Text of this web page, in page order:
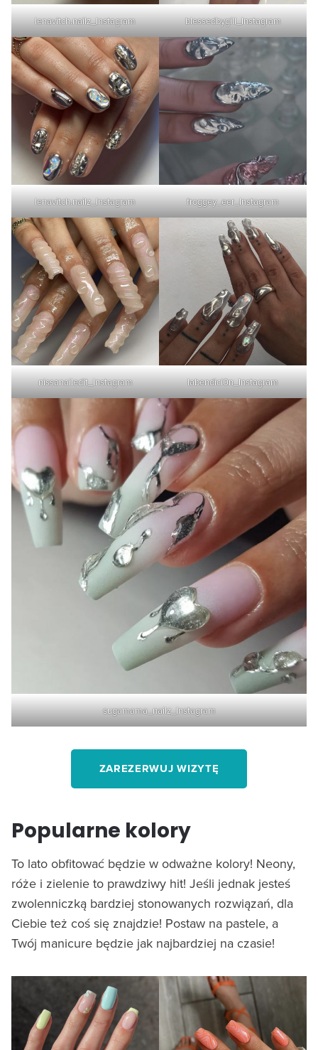
lenavitch.nailz_Instagram blessedbygill_Instagram
lenavitch.nailz_Instagram froggey_eer_Instagram
nissanailedit_Instagram labendici0n_Instagram
sugamama_nailz_Instagram
ZAREZERWUJ WIZYTĘ
Popularne kolory
To lato obfitować będzie w odważne kolory! Neony,
róże i zielenie to prawdziwy hit! Jeśli jednak jesteś
zwolenniczką bardziej stonowanych rozwiązań, dla
Ciebie też coś się znajdzie! Postaw na pastele, a
Twój manicure będzie jak najbardziej na czasie!